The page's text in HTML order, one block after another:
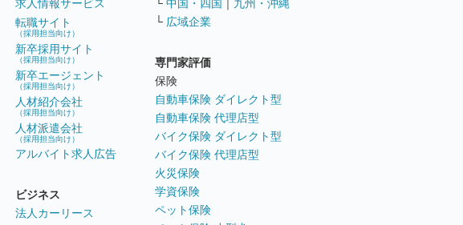
求人情報サービス
転職サイト
（採用担当向け）
新卒採用サイト
（採用担当向け）
新卒エージェント
（採用担当向け）
人材紹介会社
（採用担当向け）
人材派遣会社
（採用担当向け）
アルバイト求人広告
ビジネス
法人カーリース
└ 中国・四国 ｜ 九州・沖縄
└ 広域企業
専門家評価
保険
自動車保険 ダイレクト型
自動車保険 代理店型
バイク保険 ダイレクト型
バイク保険 代理店型
火災保険
学資保険
ペット保険